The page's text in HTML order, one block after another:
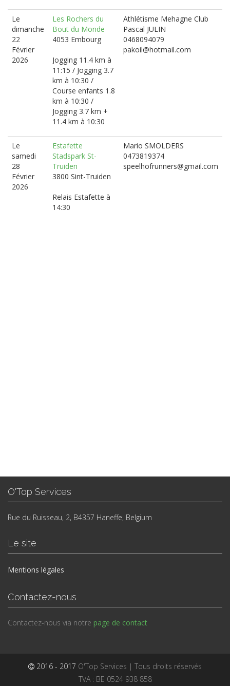
Le
dimanche
22
Février
2026
Les Rochers du
Bout du Monde
4053 Embourg
Jogging 11.4 km à
11:15 / Jogging 3.7
km à 10:30 /
Course enfants 1.8
km à 10:30 /
Jogging 3.7 km +
11.4 km à 10:30
Athlétisme Mehagne Club
Pascal JULIN
0468094079
pakoil@hotmail.com
Le
samedi
28
Février
2026
Estafette
Stadspark St-
Truiden
3800 Sint-Truiden
Relais Estafette à
14:30
Mario SMOLDERS
0473819374
speelhofrunners@gmail.com
O'Top Services
Rue du Ruisseau, 2, B4357 Haneffe, Belgium
Le site
Mentions légales
Contactez-nous
Contactez-nous via notre page de contact
2016 - 2017 O'Top Services | Tous droits réservés
TVA : BE 0524 938 858